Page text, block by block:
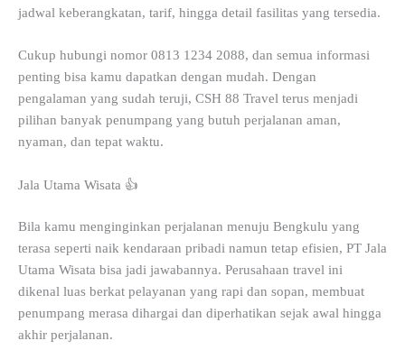
jadwal keberangkatan, tarif, hingga detail fasilitas yang tersedia.
Cukup hubungi nomor 0813 1234 2088, dan semua informasi
penting bisa kamu dapatkan dengan mudah. Dengan
pengalaman yang sudah teruji, CSH 88 Travel terus menjadi
pilihan banyak penumpang yang butuh perjalanan aman,
nyaman, dan tepat waktu.
Jala Utama Wisata 👍
Bila kamu menginginkan perjalanan menuju Bengkulu yang
terasa seperti naik kendaraan pribadi namun tetap efisien, PT Jala
Utama Wisata bisa jadi jawabannya. Perusahaan travel ini
dikenal luas berkat pelayanan yang rapi dan sopan, membuat
penumpang merasa dihargai dan diperhatikan sejak awal hingga
akhir perjalanan.